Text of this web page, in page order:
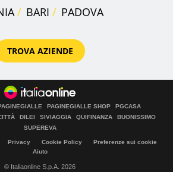
BARI PADOVA
TROVA AZIENDE
PAGINEGIALLE SHOP
PGCASA
DILEI SIVIAGGIA QUIFINANZA
BUONISSIMO
SUPEREVA
Privacy Cookie Policy
Preferenze sui cookie
Aiuto
© Italiaonline S.p.A. 2026